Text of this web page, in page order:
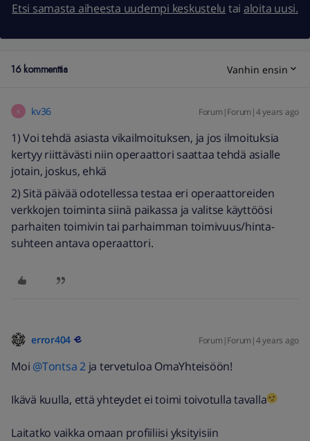
Etsi samasta aiheesta uudempi keskustelu tai aloita uusi.
16 kommenttia Vanhin ensin
K kv36 Forum|Forum|4 years ago
1) Voi tehdä asiasta vikailmoituksen, ja jos ilmoituksia
kertyy riittävästi niin operaattori saattaa tehdä asialle
jotain, joskus, ehkä
2) Sitä päivää odotellessa testaa eri operaattoreiden
verkkojen toiminta siinä paikassa ja valitse käyttöösi
parhaiten toimivin tai parhaimman toimivuus/hinta-
suhteen antava operaattori.
error404 Forum|Forum|4 years ago
Moi @Tontsa 2ja tervetuloa OmaYhteisöön!
Ikävä kuulla, että yhteydet ei toimi toivotulla tavalla
Laitatko vaikka omaan profiiliisi yksityisiin